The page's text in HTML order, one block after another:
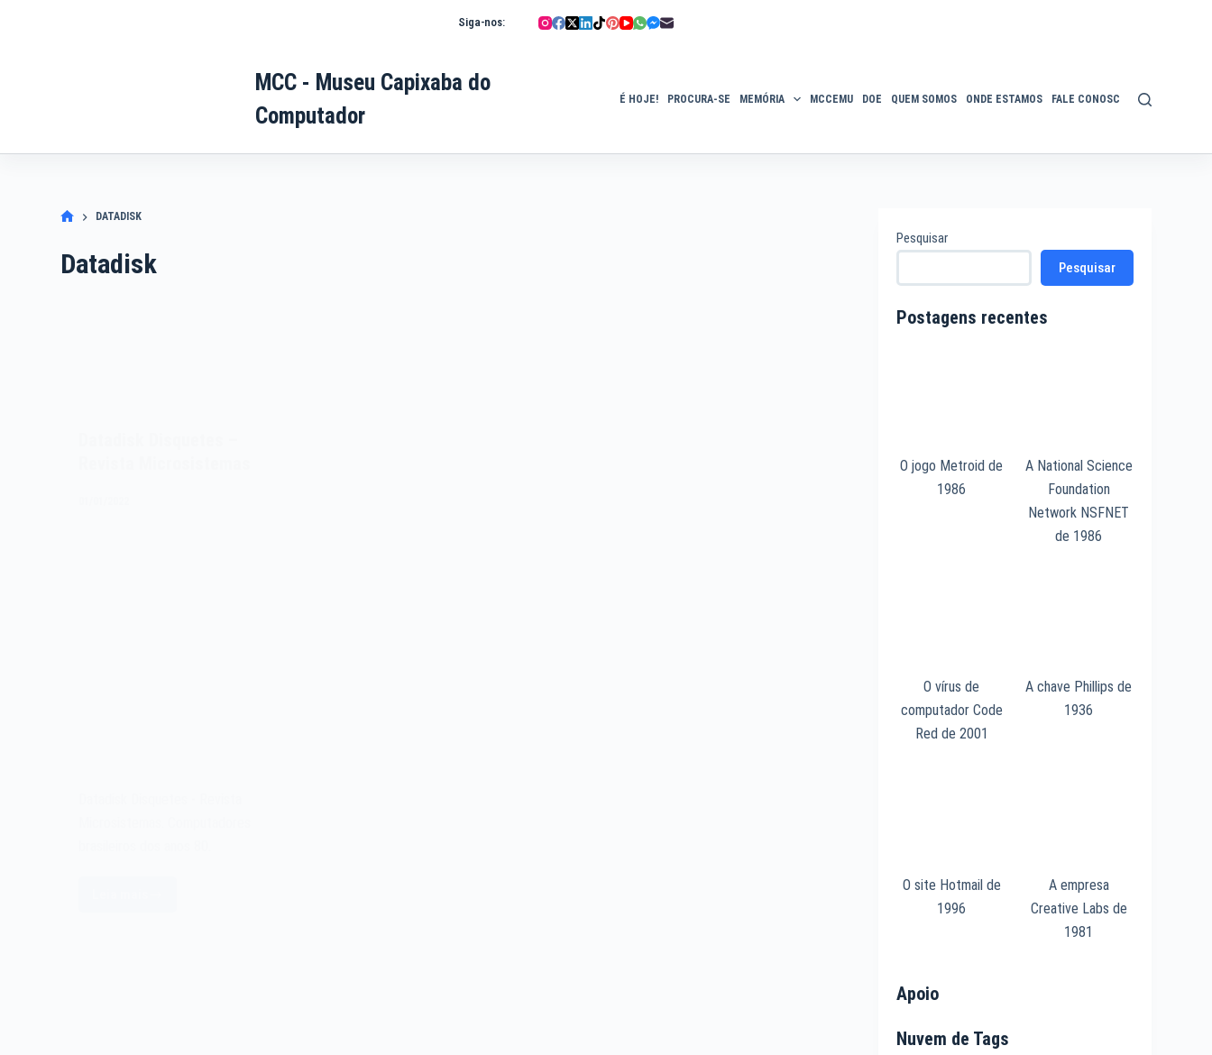
Siga-nos:
MCC - Museu Capixaba do
Computador
É HOJE! PROCURA-SE MEMÓRIA MCCEMU DOE QUEM SOMOS ONDE ESTAMOS FALE CONOSCO POLÍTICA DE
DATADISK
Datadisk
Pesquisar
Pesquisar
Postagens recentes
O jogo Metroid de
1986
A National Science
Foundation
Network NSFNET
de 1986
O vírus de
computador Code
Red de 2001
A chave Phillips de
1936
O site Hotmail de
1996
A empresa
Creative Labs de
1981
Apoio
Nuvem de Tags